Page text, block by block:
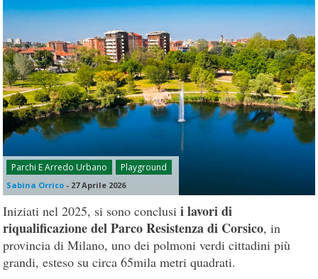
Parchi E Arredo Urbano Playground
Sabina Orrico - 27 Aprile 2026
Iniziati nel 2025, si sono conclusii lavori di
riqualificazione del Parco Resistenza di Corsico, in
provincia di Milano, uno dei polmoni verdi cittadini più
grandi, esteso su circa 65mila metri quadrati.